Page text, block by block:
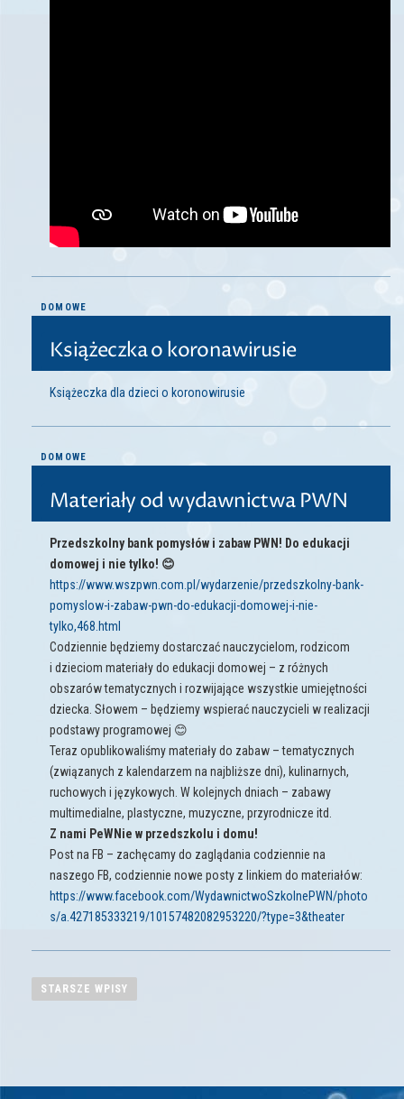
DOMOWE
Książeczka o koronawirusie
Książeczka dla dzieci o koronowirusie
DOMOWE
Materiały od wydawnictwa PWN
Przedszkolny bank pomysłów i zabaw PWN! Do edukacji
domowej i nie tylko! 😊
https://www.wszpwn.com.pl/wydarzenie/przedszkolny-bank-
pomyslow-i-zabaw-pwn-do-edukacji-domowej-i-nie-
tylko,468.html
Codziennie będziemy dostarczać nauczycielom, rodzicom
i dzieciom materiały do edukacji domowej – z różnych
obszarów tematycznych i rozwijające wszystkie umiejętności
dziecka. Słowem – będziemy wspierać nauczycieli w realizacji
podstawy programowej 😊
Teraz opublikowaliśmy materiały do zabaw – tematycznych
(związanych z kalendarzem na najbliższe dni), kulinarnych,
ruchowych i językowych. W kolejnych dniach – zabawy
multimedialne, plastyczne, muzyczne, przyrodnicze itd.
Z nami PeWNie w przedszkolu i domu!
Post na FB – zachęcamy do zaglądania codziennie na
naszego FB, codziennie nowe posty z linkiem do materiałów:
https://www.facebook.com/WydawnictwoSzkolnePWN/photo
s/a.427185333219/10157482082953220/?type=3&theater
a
w
STARSZE WPISY